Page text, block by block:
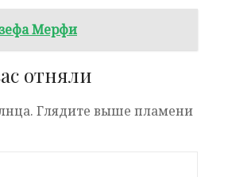
Мерфи
отняли
Глядите выше пламени